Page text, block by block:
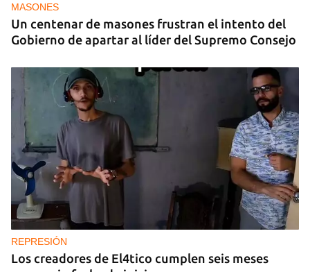
MASONES
Un centenar de masones frustran el intento del
Gobierno de apartar al líder del Supremo Consejo
REPRESIÓN
Los creadores de El4tico cumplen seis meses